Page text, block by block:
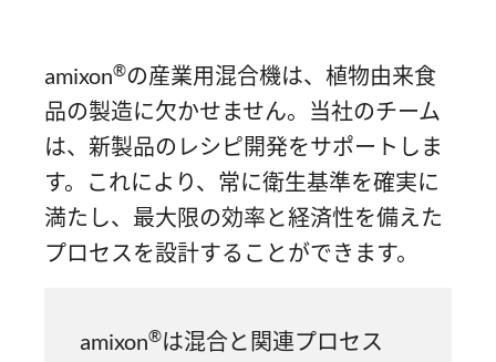
amixon®の産業用混合機は、植物由来食
品の製造に欠かせません。当社のチーム
は、新製品のレシピ開発をサポートしま
す。これにより、常に衛生基準を確実に
満たし、最大限の効率と経済性を備えた
プロセスを設計することができます。
amixon®は混合と関連プロセス